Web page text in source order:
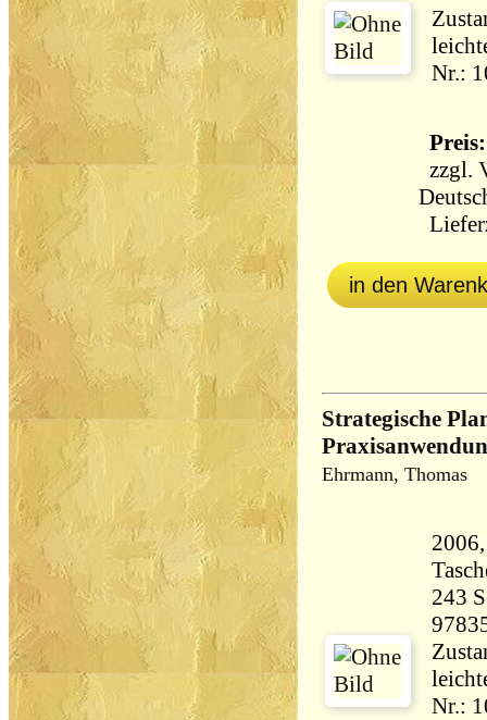
leichte
Nr.:
zzgl.
in den
Strategische
Ehrmann, Thomas
243 Seiten
leichte
Nr.: